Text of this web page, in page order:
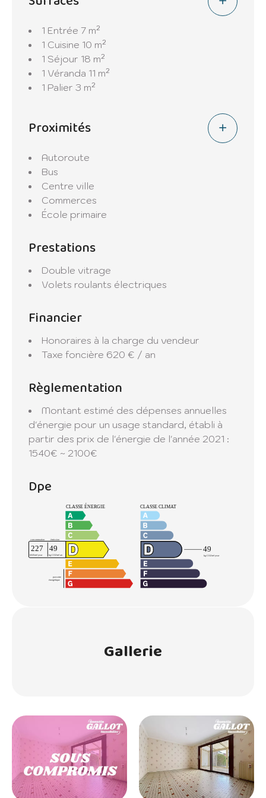
O67O756938
1 Entrée 7 m²
1 Cuisine 10 m²
1 Séjour 18 m²
1 Véranda 11 m²
1 Palier 3 m²
Proximités
Autoroute
Bus
Centre ville
Commerces
École primaire
Prestations
Double vitrage
Volets roulants électriques
Financier
Honoraires à la charge du vendeur
Taxe foncière 620 € / an
Règlementation
Montant estimé des dépenses annuelles
d'énergie pour un usage standard, établi à
partir des prix de l'énergie de l'année 2021 :
1540€ ~ 2100€
Dpe
Gallerie